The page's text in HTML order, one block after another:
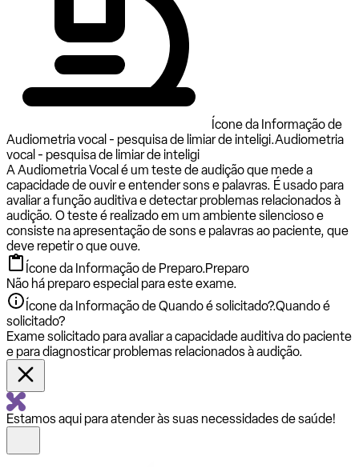
Ícone da Informação de
Audiometria vocal - pesquisa de limiar de inteligi.Audiometria
vocal - pesquisa de limiar de inteligi
A Audiometria Vocal é um teste de audição que mede a
capacidade de ouvir e entender sons e palavras. É usado para
avaliar a função auditiva e detectar problemas relacionados à
audição. O teste é realizado em um ambiente silencioso e
consiste na apresentação de sons e palavras ao paciente, que
deve repetir o que ouve.
Ícone da Informação de Preparo.Preparo
Não há preparo especial para este exame.
Ícone da Informação de Quando é solicitado?.Quando é
solicitado?
Exame solicitado para avaliar a capacidade auditiva do paciente
e para diagnosticar problemas relacionados à audição.
Estamos aqui para atender às suas necessidades de saúde!